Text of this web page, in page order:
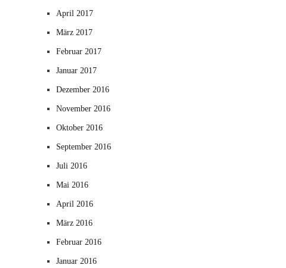
April 2017
März 2017
Februar 2017
Januar 2017
Dezember 2016
November 2016
Oktober 2016
September 2016
Juli 2016
Mai 2016
April 2016
März 2016
Februar 2016
Januar 2016